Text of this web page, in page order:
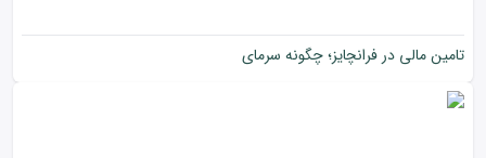
تامین مالی در فرانچایز؛ چگونه سرمای